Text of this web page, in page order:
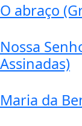
O abraço
Nossa
Assinadas)
Maria da